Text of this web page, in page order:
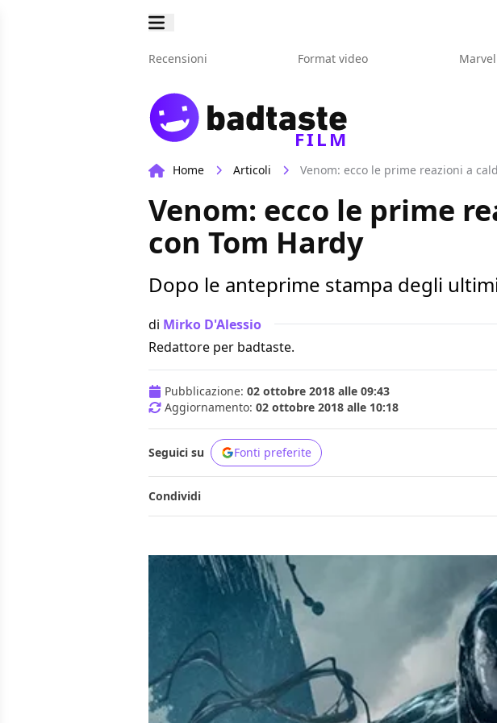
Recensioni Format video Marvel
FILM
Home Articoli Venom: ecco le prime reazioni a
Venom: ecco le prime
con Tom Hardy
Dopo le anteprime stampa degli
di Mirko D'Alessio
Redattore per badtaste.
Pubblicazione: 02 ottobre 2018 alle 09:43
Aggiornamento: 02 ottobre 2018 alle 10:18
Seguici su Fonti preferite
Condividi